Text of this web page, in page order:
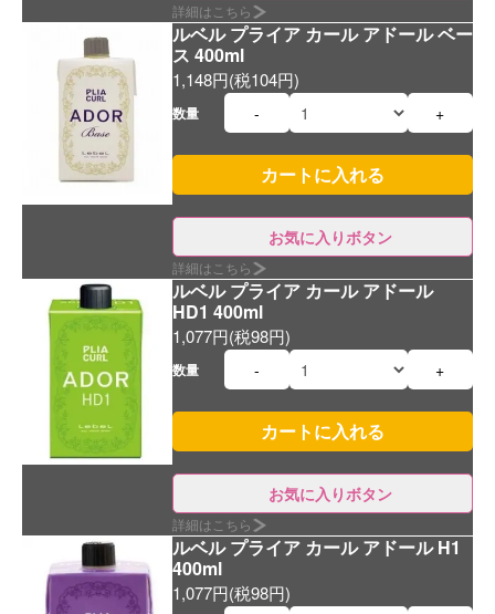
詳細はこちら
ルベル プライア カール アドール ベー
ス 400ml
1,148円(税104円)
数量 - +
お気に入りボタン
詳細はこちら
ルベル プライア カール アドール
HD1 400ml
1,077円(税98円)
数量 - +
お気に入りボタン
詳細はこちら
ルベル プライア カール アドール H1
400ml
1,077円(税98円)